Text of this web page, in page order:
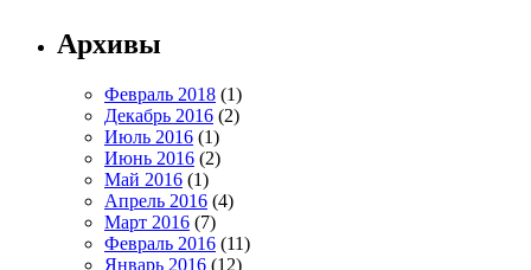
Архивы
Февраль 2018 (1)
Декабрь 2016 (2)
Июль 2016 (1)
Июнь 2016 (2)
Май 2016 (1)
Апрель 2016 (4)
Март 2016 (7)
Февраль 2016 (11)
Январь 2016 (12)